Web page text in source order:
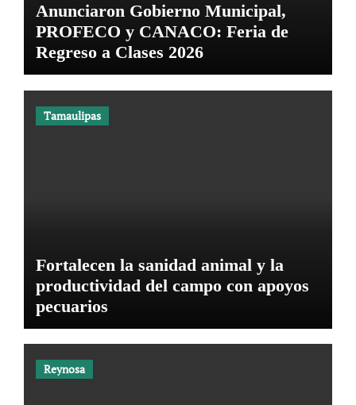
Anunciaron Gobierno Municipal,
PROFECO y CANACO: Feria de
Regreso a Clases 2026
Tamaulipas
Fortalecen la sanidad animal y la
productividad del campo con apoyos
pecuarios
Reynosa